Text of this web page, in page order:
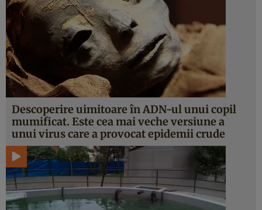
Descoperire uimitoare în ADN-ul unui copil
mumificat. Este cea mai veche versiune a
unui virus care a provocat epidemii crude